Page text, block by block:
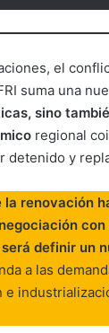
el
suma una
sino
regional
detenido y
la renovación
definir un
a las
e